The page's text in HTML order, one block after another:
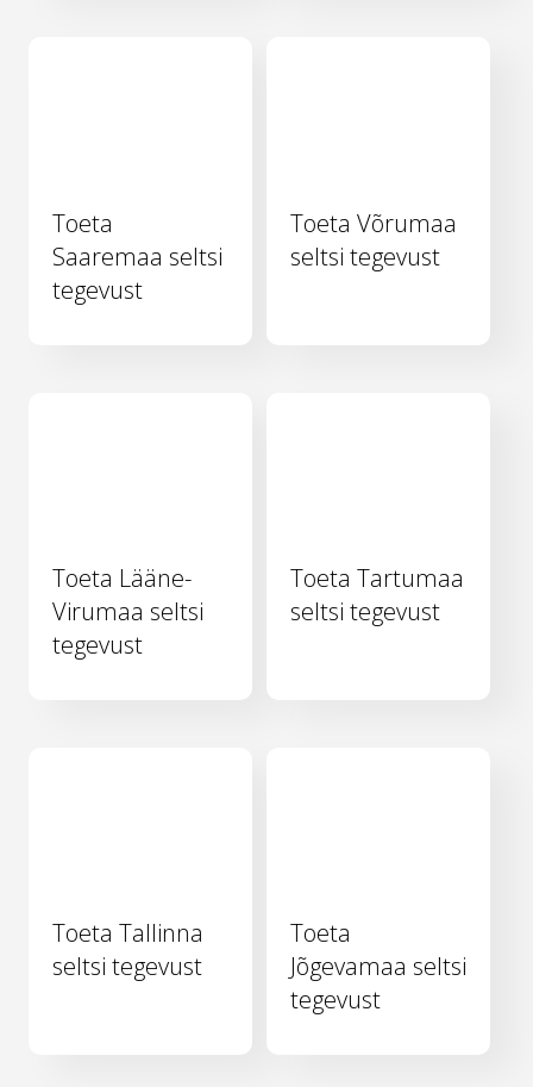
Toeta
Saaremaa seltsi
tegevust
Toeta Võrumaa
seltsi tegevust
Toeta Lääne-
Virumaa seltsi
tegevust
Toeta Tartumaa
seltsi tegevust
Toeta Tallinna
seltsi tegevust
Toeta
Jõgevamaa seltsi
tegevust